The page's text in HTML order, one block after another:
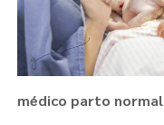
médico parto normal